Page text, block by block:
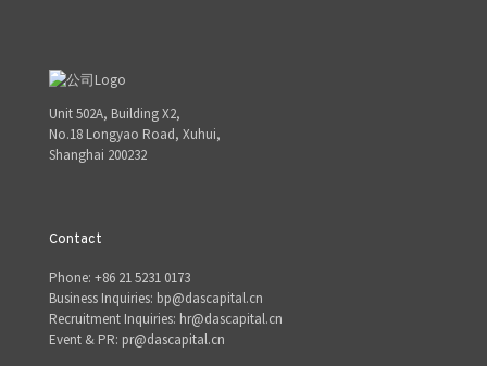
Unit 502A, Building X2,
No.18 Longyao Road, Xuhui,
Shanghai 200232
Contact
Phone: +86 21 5231 0173
Business Inquiries: bp@dascapital.cn
Recruitment Inquiries: hr@dascapital.cn
Event & PR: pr@dascapital.cn